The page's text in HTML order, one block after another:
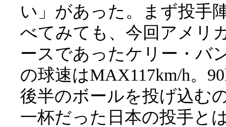
い」があった。まず投手
べてみても、今回アメリ
ースであったケリー・バ
の球速はMAX117km/h。
後半のボールを投げ込む
一杯だった日本の投手と